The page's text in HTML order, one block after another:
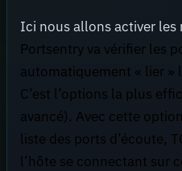
Ici nous allons activer les
Portsentry va vérifier les
automatiquement « lier »
C’est l’options la plus
avancé). Avec cette
liste des ports d’écoute,
l’hôte se connectant sur